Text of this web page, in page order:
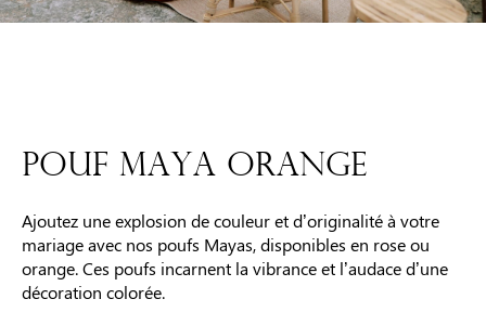
POUF MAYA ORANGE
Ajoutez une explosion de couleur et d’originalité à votre
mariage avec nos poufs Mayas, disponibles en rose ou
orange. Ces poufs incarnent la vibrance et l’audace d’une
décoration colorée.